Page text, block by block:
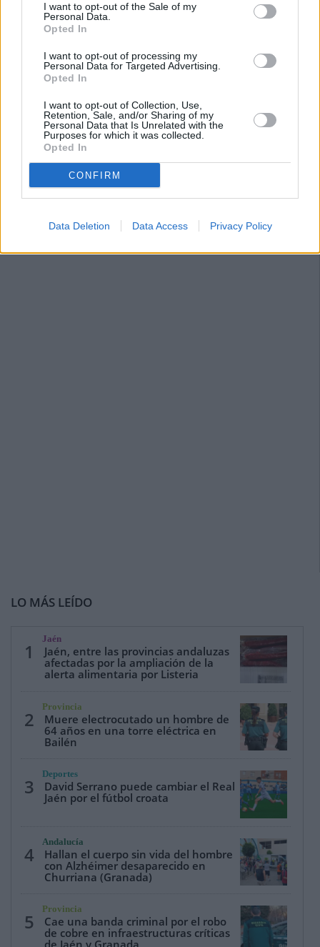
I want to opt-out of the Sale of my
Personal Data.
Opted In
I want to opt-out of processing my
Personal Data for Targeted Advertising.
Opted In
I want to opt-out of Collection, Use,
Retention, Sale, and/or Sharing of my
Personal Data that Is Unrelated with the
Purposes for which it was collected.
Opted In
CONFIRM
Data Deletion Data Access Privacy Policy
LO MÁS LEÍDO
1
Jaén
Jaén, entre las provincias andaluzas
afectadas por la ampliación de la
alerta alimentaria por Listeria
2
Provincia
Muere electrocutado un hombre de
64 años en una torre eléctrica en
Bailén
3
Deportes
David Serrano puede cambiar el Real
Jaén por el fútbol croata
4
Andalucía
Hallan el cuerpo sin vida del hombre
con Alzhéimer desaparecido en
Churriana (Granada)
5
Provincia
Cae una banda criminal por el robo
de cobre en infraestructuras críticas